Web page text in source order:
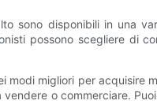
sono disponibili in una
possono scegliere di
modi migliori per acquisire
o commerciare.